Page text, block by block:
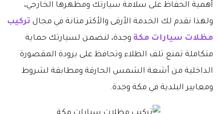
أهمية الحفاظ على سلامة سيارتك ومظهرها الخارجي،
ولهذا نقدم لك الخدمة الأرقى والأكثر متانة في مجال تركيب
مظلات سيارات مكة وجدة، لنضمن لسيارتك حماية
متكاملة تمنع تلف الطلاء وتحافظ على برودة المقصورة
الداخلية من أشعة الشمس الحارقة ومطابقة لشروط
ومعايير البلدية في مكة وجدة.